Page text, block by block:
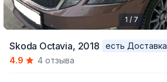
of
1 / 7
Skoda Octavia, 2018
есть Доставка
4.9
4 отзыва